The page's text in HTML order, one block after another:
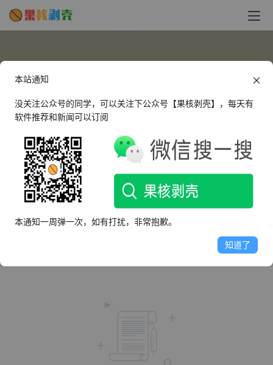
chover
这个人很懒，什么都没有留下～
本站通知
没关注公众号的同学，可以关注下公众号【果核剥壳】，每天有
软件推荐和新闻可以订阅
本通知一周弹一次，如有打扰，非常抱歉。
知道了